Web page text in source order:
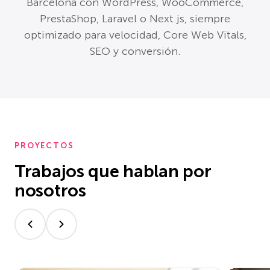
PrestaShop, Laravel o Next.js, siempre
optimizado para velocidad, Core Web Vitals,
SEO y conversión.
PROYECTOS
Trabajos que hablan por
nosotros